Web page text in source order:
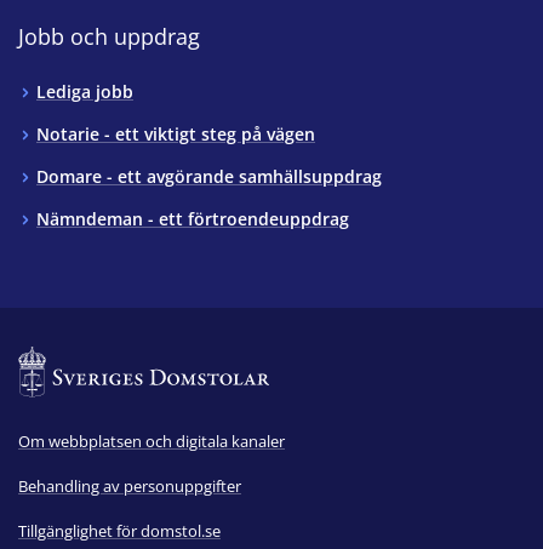
Jobb och uppdrag
Lediga jobb
Notarie - ett viktigt steg på vägen
Domare - ett avgörande samhällsuppdrag
Nämndeman - ett förtroendeuppdrag
Om webbplatsen och digitala kanaler
Behandling av personuppgifter
Tillgänglighet för domstol.se